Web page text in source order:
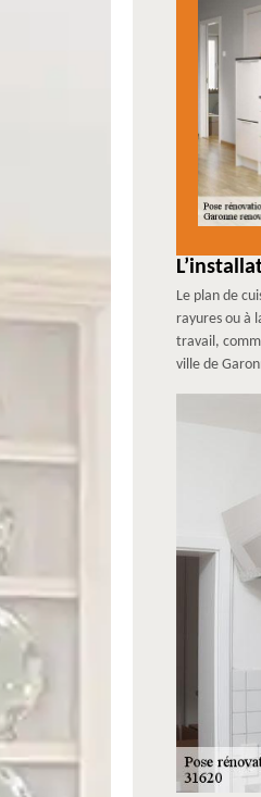
Le plan de
rayures ou à
travail,
ville de